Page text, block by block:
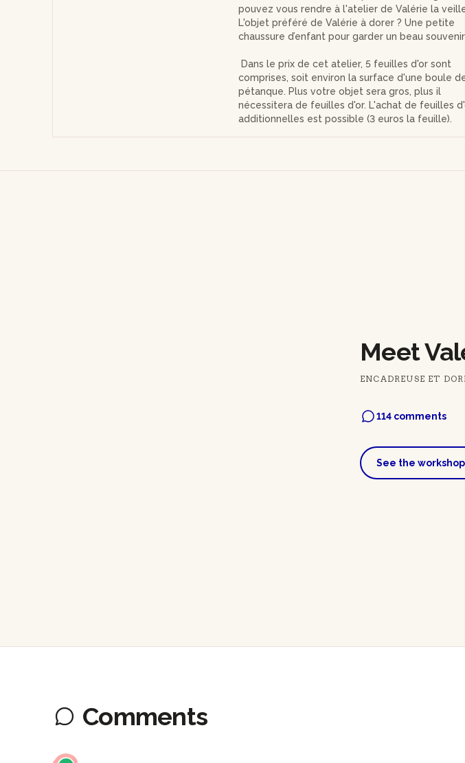
pouvez vous rendre à l'atelier de Valérie la
L'objet préféré de Valérie à dorer ? Une petite
chaussure d’enfant pour garder un beau
Dans le prix de cet atelier, 5 feuilles d'or sont
comprises, soit environ la surface d'une boule
pétanque. Plus votre objet sera gros, plus il
nécessitera de feuilles d'or. L'achat de feuilles
additionnelles est possible (3 euros la feuille).
Meet
ENCADREUSE ET
114 comments
See the
Comments